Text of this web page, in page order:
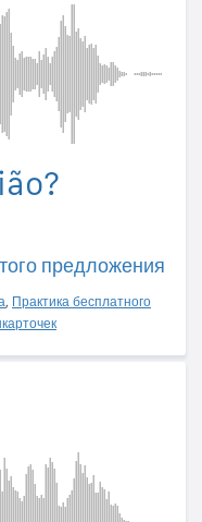
предложения
, Практика бесплатного